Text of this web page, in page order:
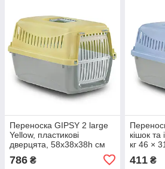
Переноска GIPSY 2 large
Yellow, пластикові
дверцята, 58х38х38h см
786 ₴
кішок
кг 46 ×
GIPSY
411₴